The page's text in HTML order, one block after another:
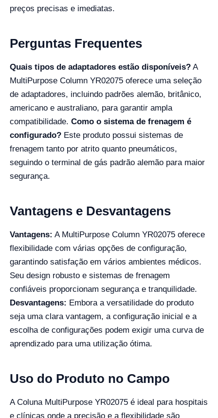
preços precisas e imediatas.
Perguntas Frequentes
Quais tipos de adaptadores estão disponíveis? A
MultiPurpose Column YR02075 oferece uma seleção
de adaptadores, incluindo padrões alemão, britânico,
americano e australiano, para garantir ampla
compatibilidade. Como o sistema de frenagem é
configurado? Este produto possui sistemas de
frenagem tanto por atrito quanto pneumáticos,
seguindo o terminal de gás padrão alemão para maior
segurança.
Vantagens e Desvantagens
Vantagens: A MultiPurpose Column YR02075 oferece
flexibilidade com várias opções de configuração,
garantindo satisfação em vários ambientes médicos.
Seu design robusto e sistemas de frenagem
confiáveis proporcionam segurança e tranquilidade.
Desvantagens: Embora a versatilidade do produto
seja uma clara vantagem, a configuração inicial e a
escolha de configurações podem exigir uma curva de
aprendizado para uma utilização ótima.
Uso do Produto no Campo
A Coluna MultiPurpose YR02075 é ideal para hospitais
e clínicas onde a precisão e a flexibilidade são